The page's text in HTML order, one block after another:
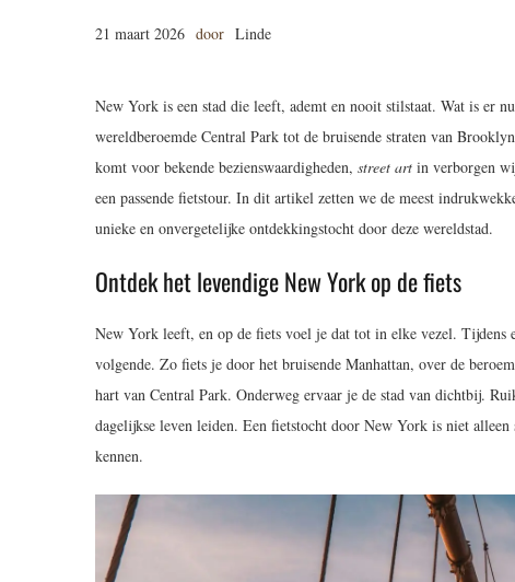
21 maart 2026 door Linde
New York is een stad die leeft, ademt en nooit stilstaat. Wat is er
wereldberoemde Central Park tot de bruisende straten van
komt voor bekende bezienswaardigheden, street art in verborgen
een passende fietstour. In dit artikel zetten we de meest
unieke en onvergetelijke ontdekkingstocht door deze wereldstad.
Ontdek het levendige New York op de fiets
New York leeft, en op de fiets voel je dat tot in elke vezel. Tijdens
volgende. Zo fiets je door het bruisende Manhattan, over de
hart van Central Park. Onderweg ervaar je de stad van dichtbij.
dagelijkse leven leiden. Een fietstocht door New York is niet
kennen.